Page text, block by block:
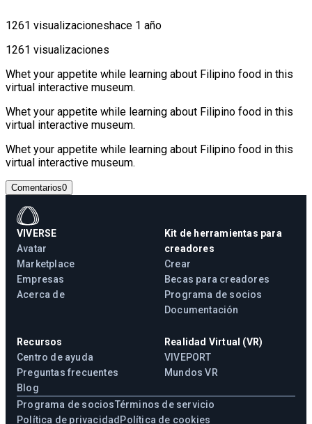
1261 visualizacioneshace 1 año
1261 visualizaciones
Whet your appetite while learning about Filipino food in this
virtual interactive museum.
Whet your appetite while learning about Filipino food in this
virtual interactive museum.
Whet your appetite while learning about Filipino food in this
virtual interactive museum.
Comentarios0
VIVERSE
Avatar
Marketplace
Empresas
Acerca de
Kit de herramientas para
creadores
Crear
Becas para creadores
Programa de socios
Documentación
Recursos
Centro de ayuda
Preguntas frecuentes
Blog
Realidad Virtual (VR)
VIVEPORT
Mundos VR
Programa de sociosTérminos de servicio
Política de privacidad Política de cookies